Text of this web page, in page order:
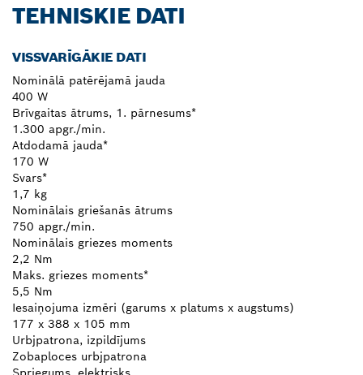
TEHNISKIE DATI
VISSVARĪGĀKIE DATI
Nominālā patērējamā jauda
400 W
Brīvgaitas ātrums, 1. pārnesums*
1.300 apgr./min.
Atdodamā jauda*
170 W
Svars*
1,7 kg
Nominālais griešanās ātrums
750 apgr./min.
Nominālais griezes moments
2,2 Nm
Maks. griezes moments*
5,5 Nm
Iesaiņojuma izmēri (garums x platums x augstums)
177 x 388 x 105 mm
Urbjpatrona, izpildījums
Zobaploces urbjpatrona